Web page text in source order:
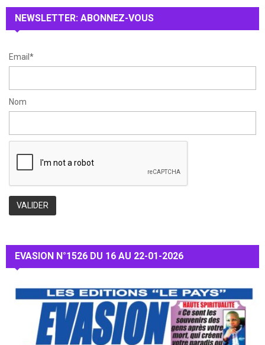
:
NEWSLETTER: ABONNEZ-VOUS
Email*
Nom
EVASION N°1526 DU 16 AU 22-01-2026